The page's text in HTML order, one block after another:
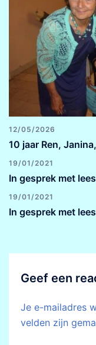
12/05/2026
10 jaar Ren,
19/01/2021
In gesprek met
19/01/2021
In gesprek met
Geef een
Je e-mailadres
velden zijn